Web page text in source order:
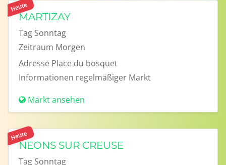
Heute
MARTIZAY
Tag Sonntag
Zeitraum Morgen
Adresse Place du bosquet
Informationen regelmäßiger Markt
Markt ansehen
Heute
NEONS SUR CREUSE
Tag Sonntag